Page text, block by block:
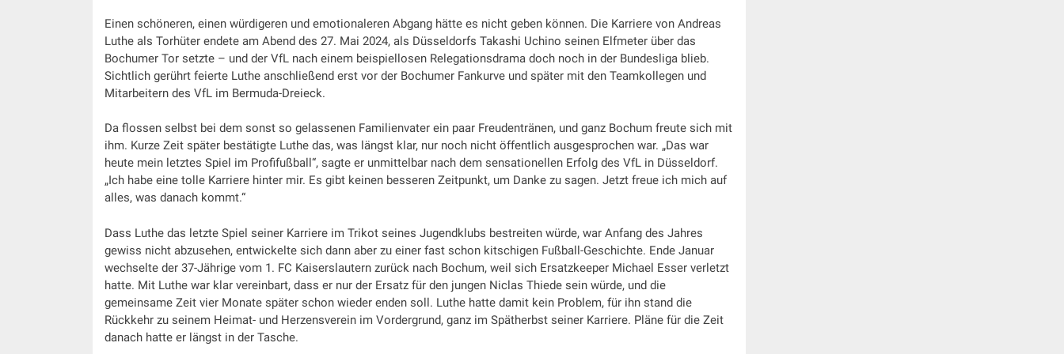
Einen schöneren, einen würdigeren und emotionaleren Abgang hätte es nicht geben können. Die Karriere von Andreas
Luthe als Torhüter endete am Abend des 27. Mai 2024, als Düsseldorfs Takashi Uchino seinen Elfmeter über das
Bochumer Tor setzte – und der VfL nach einem beispiellosen Relegationsdrama doch noch in der Bundesliga blieb.
Sichtlich gerührt feierte Luthe anschließend erst vor der Bochumer Fankurve und später mit den Teamkollegen und
Mitarbeitern des VfL im Bermuda-Dreieck.
Da flossen selbst bei dem sonst so gelassenen Familienvater ein paar Freudentränen, und ganz Bochum freute sich mit
ihm. Kurze Zeit später bestätigte Luthe das, was längst klar, nur noch nicht öffentlich ausgesprochen war. „Das war
heute mein letztes Spiel im Profifußball“, sagte er unmittelbar nach dem sensationellen Erfolg des VfL in Düsseldorf.
„Ich habe eine tolle Karriere hinter mir. Es gibt keinen besseren Zeitpunkt, um Danke zu sagen. Jetzt freue ich mich auf
alles, was danach kommt.“
Dass Luthe das letzte Spiel seiner Karriere im Trikot seines Jugendklubs bestreiten würde, war Anfang des Jahres
gewiss nicht abzusehen, entwickelte sich dann aber zu einer fast schon kitschigen Fußball-Geschichte. Ende Januar
wechselte der 37-Jährige vom 1. FC Kaiserslautern zurück nach Bochum, weil sich Ersatzkeeper Michael Esser verletzt
hatte. Mit Luthe war klar vereinbart, dass er nur der Ersatz für den jungen Niclas Thiede sein würde, und die
gemeinsame Zeit vier Monate später schon wieder enden soll. Luthe hatte damit kein Problem, für ihn stand die
Rückkehr zu seinem Heimat- und Herzensverein im Vordergrund, ganz im Spätherbst seiner Karriere. Pläne für die Zeit
danach hatte er längst in der Tasche.